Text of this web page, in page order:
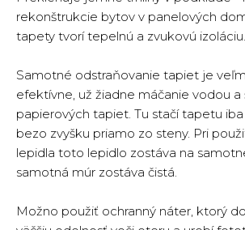
rekonštrukcie bytov v panelových
tapety tvorí tepelnú a zvukovú izoláciu.
Samotné odstraňovanie tapiet je
efektívne, už žiadne máčanie vodou a
papierových tapiet. Tu stačí tapetu
bezo zvyšku priamo zo steny. Pri
lepidla toto lepidlo zostáva na
samotná múr zostáva čistá.
Možno použiť ochranný náter, ktorý